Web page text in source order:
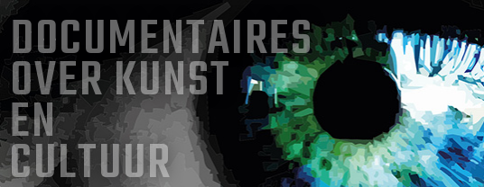
DOCUMENTAIRES
OVER KUNST
EN
CULTUUR